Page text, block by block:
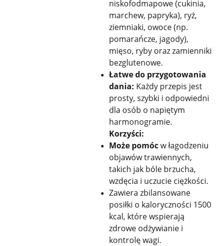
niskofodmapowe (cukinia,
marchew, papryka), ryż,
ziemniaki, owoce (np.
pomarańcze, jagody),
mięso, ryby oraz zamienniki
bezglutenowe.
Łatwe do przygotowania
dania: Każdy przepis jest
prosty, szybki i odpowiedni
dla osób o napiętym
harmonogramie.
Korzyści:
Może pomócw łagodzeniu
objawów trawiennych,
takich jak bóle brzucha,
wzdęcia i uczucie ciężkości.
Zawiera zbilansowane
posiłki o kaloryczności 1500
kcal, które wspierają
zdrowe odżywianie i
kontrolę wagi.